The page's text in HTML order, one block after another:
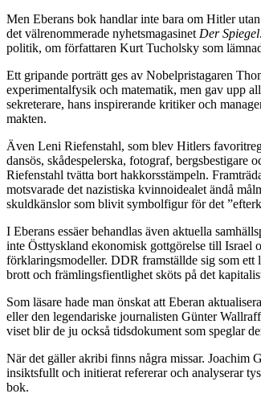
Men Eberans bok handlar inte bara om Hitler
det välrenommerade nyhetsmagasinetDer Spiegel
politik, om författaren Kurt Tucholsky som
Ett gripande porträtt ges av Nobelpristagaren
experimentalfysik och matematik, men gav upp
sekreterare, hans inspirerande kritiker och
makten.
Även Leni Riefenstahl, som blev Hitlers
dansös, skådespelerska, fotograf, bergsbestigare
Riefenstahl tvätta bort hakkorsstämpeln.
motsvarade det nazistiska kvinnoidealet ändå
skuldkänslor som blivit symbolfigur för det
I Eberans essäerbehandlas även aktuella
inte Östtyskland ekonomisk gottgörelse till Israel
förklaringsmodeller. DDR framställde sig som
brott och främlingsfientlighet sköts på det
Som läsare hade man önskat att Eberan
eller den legendariske journalisten Günter
viset blir de ju också tidsdokument som speglar
När det gäller akribi finns några missar. Joachim
insiktsfullt och initierat refererar och analyserar
bok.